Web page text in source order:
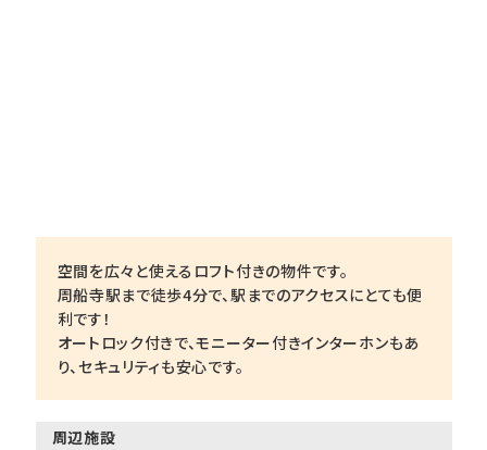
空間を広々と使えるロフト付きの物件です。
周船寺駅まで徒歩4分で、駅までのアクセスにとても便
利です！
オートロック付きで、モニーター付きインターホンもあ
り、セキュリティも安心です。
周辺施設